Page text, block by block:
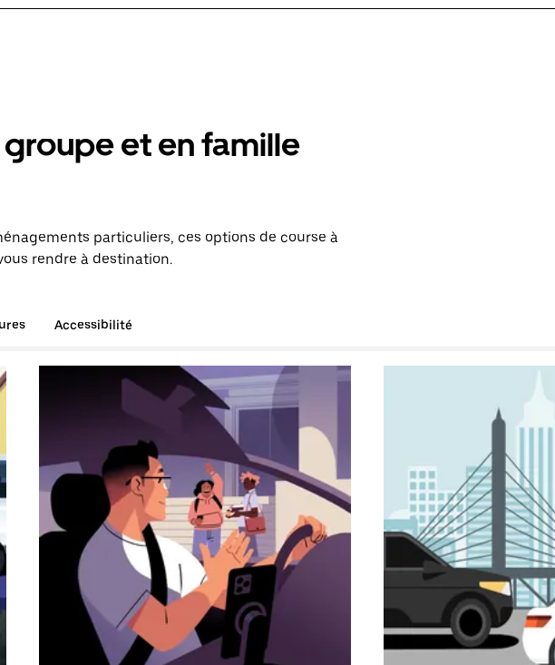
et en famille
particuliers, ces options de course à
rendre à destination.
Accessibilité